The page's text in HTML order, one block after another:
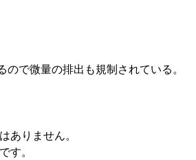
で微量の排出も規制されている。
ありません。
す。